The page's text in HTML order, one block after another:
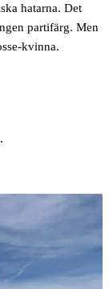
hatarna. Det
partifärg. Men
kvinna.